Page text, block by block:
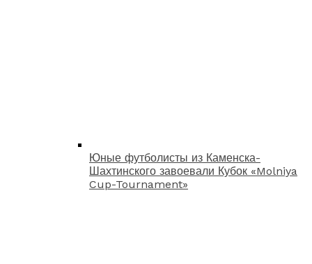
Юные футболисты из Каменска-
Шахтинского завоевали Кубок «Molniya
Cup-Tournament»